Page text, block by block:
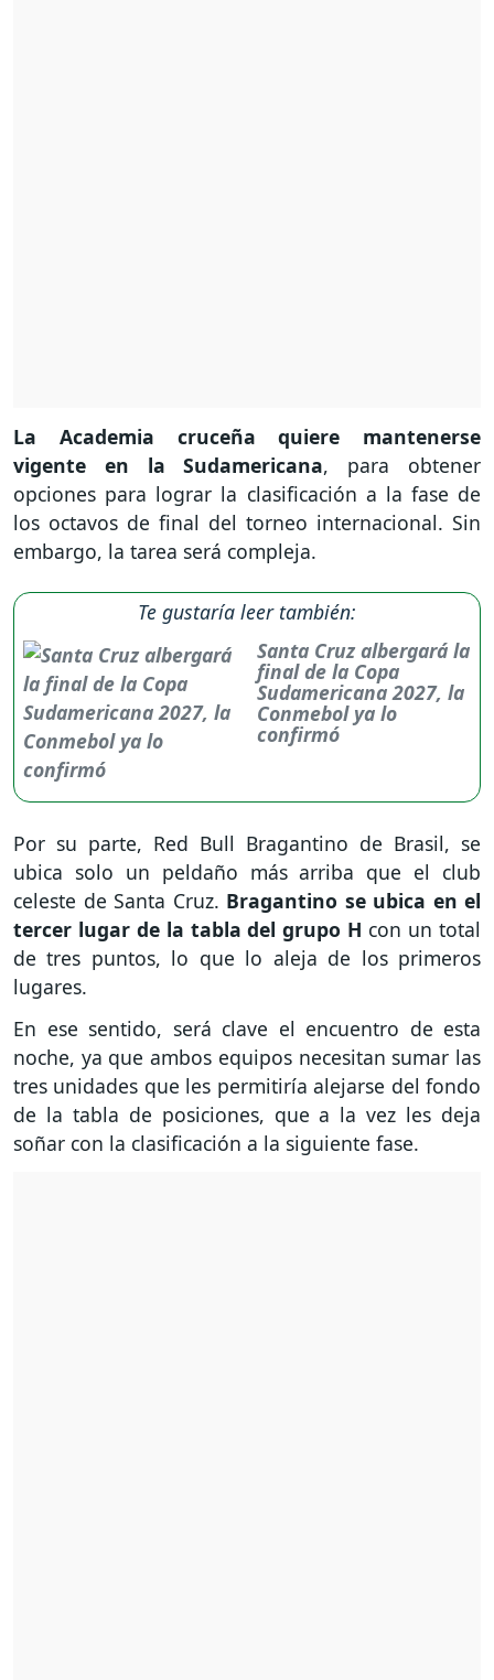
La Academia cruceña quiere mantenerse
vigente en la Sudamericana, para obtener
opciones para lograr la clasificación a la fase de
los octavos de final del torneo internacional. Sin
embargo, la tarea será compleja.
Te gustaría leer también:
Santa Cruz albergará la
final de la Copa
Sudamericana 2027, la
Conmebol ya lo
confirmó
Por su parte, Red Bull Bragantino de Brasil, se
ubica solo un peldaño más arriba que el club
celeste de Santa Cruz. Bragantino se ubica en el
tercer lugar de la tabla del grupo H con un total
de tres puntos, lo que lo aleja de los primeros
lugares.
En ese sentido, será clave el encuentro de esta
noche, ya que ambos equipos necesitan sumar las
tres unidades que les permitiría alejarse del fondo
de la tabla de posiciones, que a la vez les deja
soñar con la clasificación a la siguiente fase.